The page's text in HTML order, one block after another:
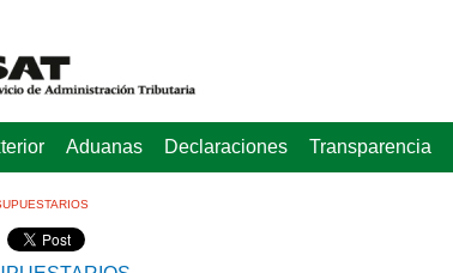
Aduanas Declaraciones Transparencia